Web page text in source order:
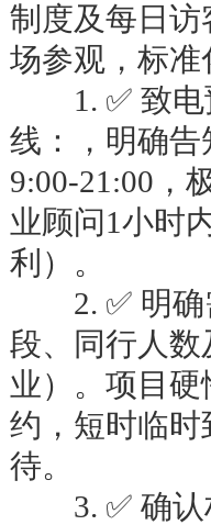
制度及每日
场参观，标
1. ✅ 致电
线：，明确告
9:00-21:00，
业顾问1小时
利）。
2. ✅ 明确
段、同行人
业）。项目
约，短时临
待。
3. ✅ 确认